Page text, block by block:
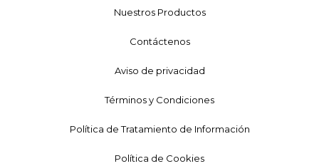
Nuestros Productos
Contáctenos
Aviso de privacidad
Términos y Condiciones
Política de Tratamiento de Información
Política de Cookies